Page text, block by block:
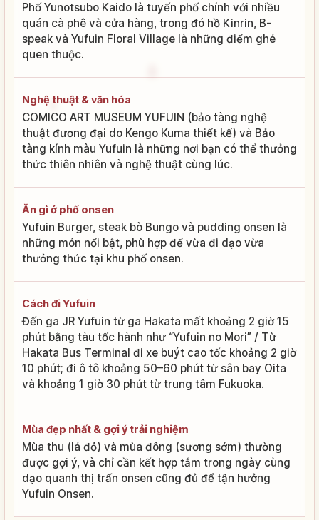
Phố Yunotsubo Kaido là tuyến phố chính với nhiều
quán cà phê và cửa hàng, trong đó hồ Kinrin, B-
speak và Yufuin Floral Village là những điểm ghé
quen thuộc.
Nghệ thuật & văn hóa
COMICO ART MUSEUM YUFUIN (bảo tàng nghệ
thuật đương đại do Kengo Kuma thiết kế) và Bảo
tàng kính màu Yufuin là những nơi bạn có thể thưởng
thức thiên nhiên và nghệ thuật cùng lúc.
Ăn gì ở phố onsen
Yufuin Burger, steak bò Bungo và pudding onsen là
những món nổi bật, phù hợp để vừa đi dạo vừa
thưởng thức tại khu phố onsen.
Cách đi Yufuin
Đến ga JR Yufuin từ ga Hakata mất khoảng 2 giờ 15
phút bằng tàu tốc hành như “Yufuin no Mori” / Từ
Hakata Bus Terminal đi xe buýt cao tốc khoảng 2 giờ
10 phút; đi ô tô khoảng 50–60 phút từ sân bay Oita
và khoảng 1 giờ 30 phút từ trung tâm Fukuoka.
Mùa đẹp nhất & gợi ý trải nghiệm
Mùa thu (lá đỏ) và mùa đông (sương sớm) thường
được gợi ý, và chỉ cần kết hợp tắm trong ngày cùng
dạo quanh thị trấn onsen cũng đủ để tận hưởng
Yufuin Onsen.